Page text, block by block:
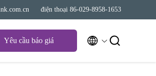
điện thoại 86-029-8958-1653
Yêu cầu báo giá  